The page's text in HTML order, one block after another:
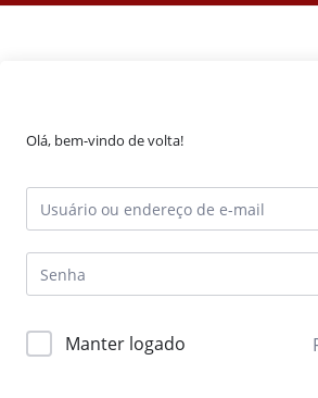
Olá, bem-vindo de volta!
Manter logado